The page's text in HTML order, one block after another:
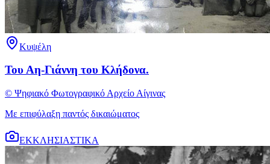
Κυψέλη
Του Αη-Γιάννη του Κλήδονα.
© Ψηφιακό Φωτογραφικό Αρχείο Αίγινας
Με επιφύλαξη παντός δικαιώματος
ΕΚΚΛΗΣΙΑΣΤΙΚΑ